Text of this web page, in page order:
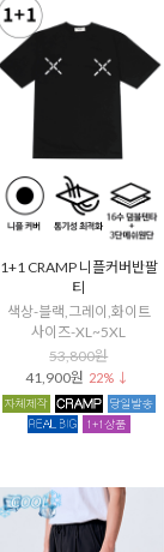
1+1 CRAMP 니플커버반팔
티
색상-블랙,그레이,화이트
사이즈-XL~5XL
53,800원
41,900원 22% ↓